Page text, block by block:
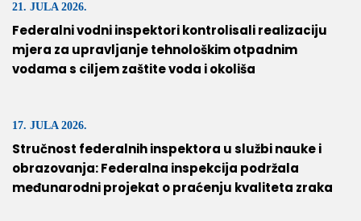
21. JULA 2026.
Federalni vodni inspektori kontrolisali realizaciju
mjera za upravljanje tehnološkim otpadnim
vodama s ciljem zaštite voda i okoliša
17. JULA 2026.
Stručnost federalnih inspektora u službi nauke i
obrazovanja: Federalna inspekcija podržala
međunarodni projekat o praćenju kvaliteta zraka